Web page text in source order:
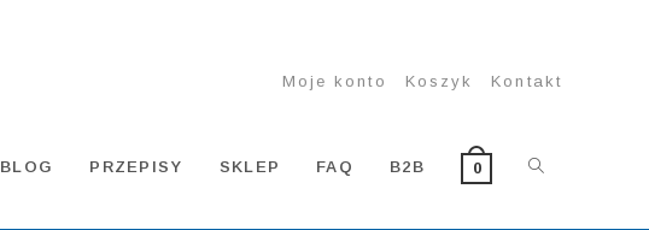
Moje konto Koszyk Kontakt
BLOG PRZEPISY SKLEP FAQ B2B 0 TOGGLE